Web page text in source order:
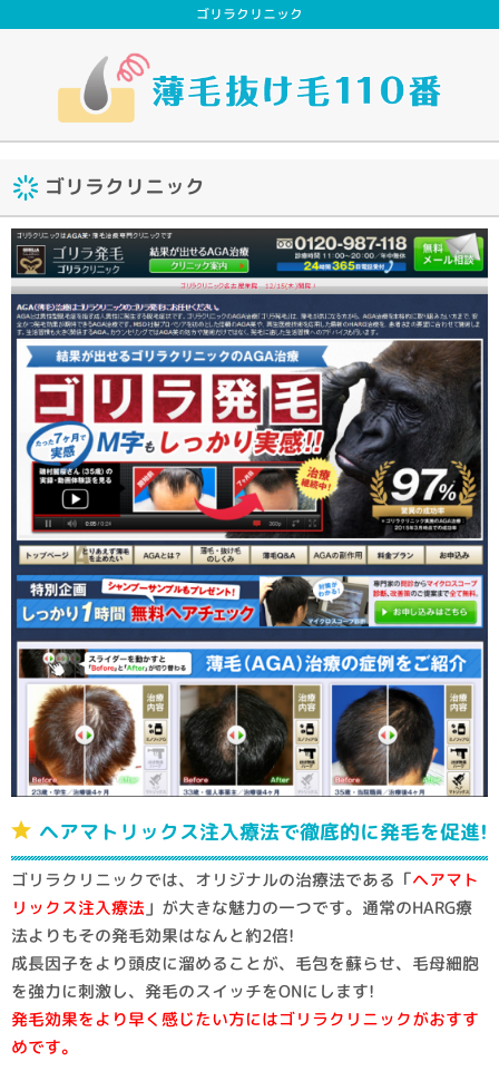
ゴリラクリニック
ゴリラクリニック
ヘアマトリックス注入療法で徹底的に発毛を促進!
ゴリラクリニックでは、オリジナルの治療法である「ヘアマト
リックス注入療法 」が大きな魅力の一つです。通常のHARG療
法よりもその発毛効果はなんと約2倍!
成長因子をより頭皮に溜めることが、毛包を蘇らせ、毛母細胞
を強力に刺激し、発毛のスイッチをONにします!
発毛効果をより早く感じたい方にはゴリラクリニックがおすす
めです。